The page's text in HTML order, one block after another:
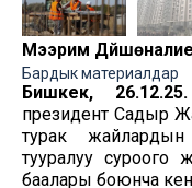
Мээрим
Бардык материалдар
Бишкек,
президент Садыр
турак
тууралуу суроого
баалары боюнча